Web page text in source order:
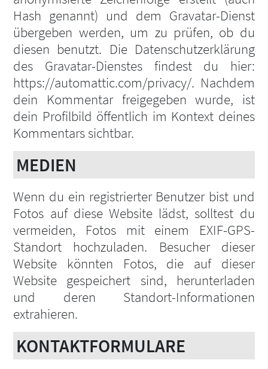
Hash genannt) und dem Gravatar-Dienst
übergeben werden, um zu prüfen, ob du
diesen benutzt. Die Datenschutzerklärung
des Gravatar-Dienstes findest du hier:
https://automattic.com/privacy/. Nachdem
dein Kommentar freigegeben wurde, ist
dein Profilbild öffentlich im Kontext deines
Kommentars sichtbar.
MEDIEN
Wenn du ein registrierter Benutzer bist und
Fotos auf diese Website lädst, solltest du
vermeiden, Fotos mit einem EXIF-GPS-
Standort hochzuladen. Besucher dieser
Website könnten Fotos, die auf dieser
Website gespeichert sind, herunterladen
und deren Standort-Informationen
extrahieren.
KONTAKTFORMULARE